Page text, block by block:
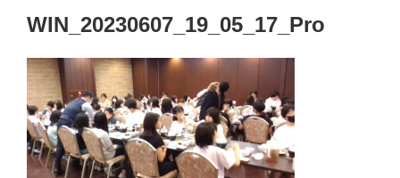
WIN_20230607_19_05_17_Pro